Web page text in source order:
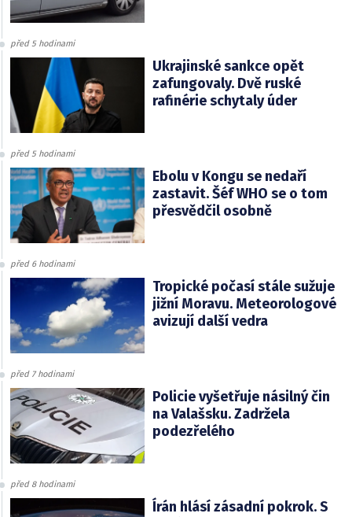
před 5 hodinami
Ukrajinské sankce opět
zafungovaly. Dvě ruské
rafinérie schytaly úder
před 5 hodinami
Ebolu v Kongu se nedaří
zastavit. Šéf WHO se o tom
přesvědčil osobně
před 6 hodinami
Tropické počasí stále sužuje
jižní Moravu. Meteorologové
avizují další vedra
před 7 hodinami
Policie vyšetřuje násilný čin
na Valašsku. Zadržela
podezřelého
před 8 hodinami
Írán hlásí zásadní pokrok. S